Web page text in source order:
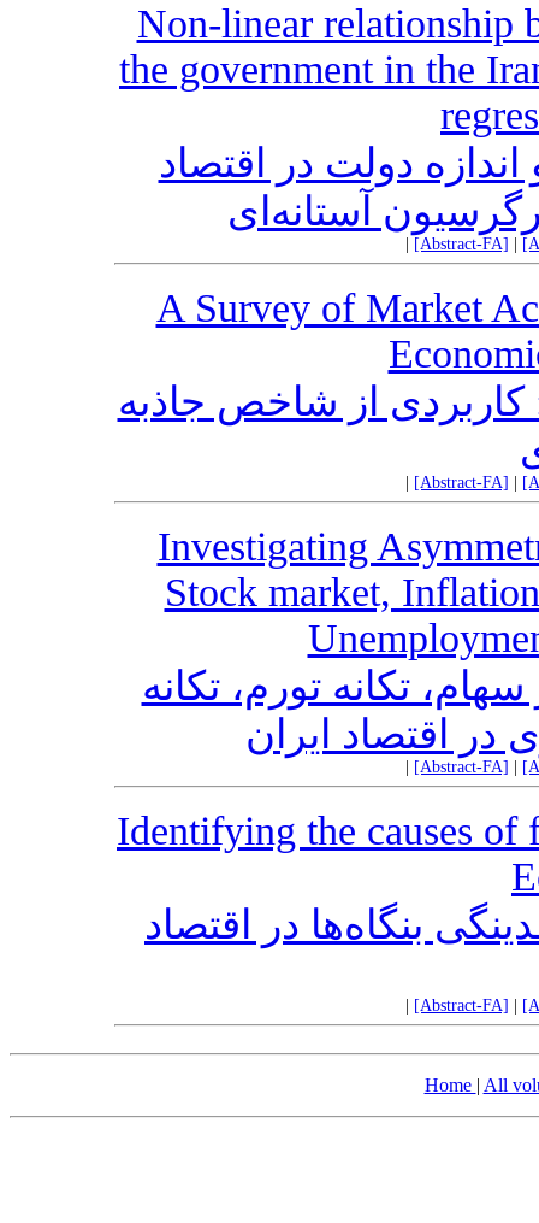
Non-linear relationship
the government in the
دولت در اقتصاد
آستانه‌ای
[Abstract-FA]
A Survey of Market
از شاخص جاذبه
[Abstract-FA]
Investigating
Stock market,
تکانه تورم، تکانه
در اقتصاد ایران
[Abstract-FA]
Identifying the causes of
بنگاه‌ها در اقتصاد
[Abstract-FA]
Home | All